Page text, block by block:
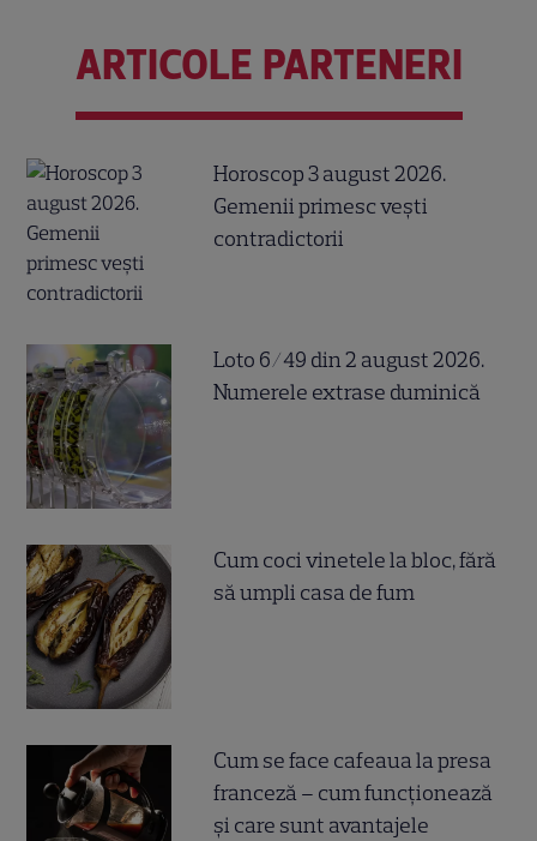
ARTICOLE PARTENERI
Horoscop 3 august 2026.
Gemenii primesc vești
contradictorii
Loto 6/49 din 2 august 2026.
Numerele extrase duminică
Cum coci vinetele la bloc, fără
să umpli casa de fum
Cum se face cafeaua la presa
franceză – cum funcționează
și care sunt avantajele